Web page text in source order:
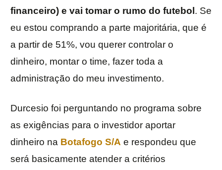
financeiro) e vai tomar o rumo do futebol . Se
eu estou comprando a parte majoritária, que é
a partir de 51%, vou querer controlar o
dinheiro, montar o time, fazer toda a
administração do meu investimento.
Durcesio foi perguntando no programa sobre
as exigências para o investidor aportar
dinheiro na Botafogo S/A e respondeu que
será basicamente atender a critérios